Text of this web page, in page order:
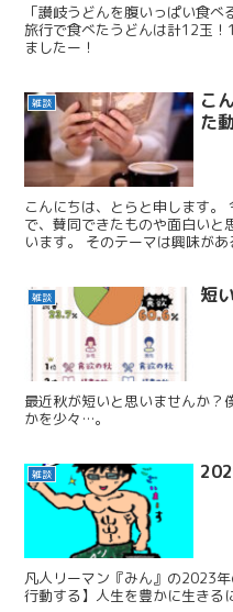
「讃岐うどんを腹いっぱい食
旅行で食べたうどんは計12玉
ましたー！
雑談
こ
た
こんにちは、とらと申します。
で、賛同できたものや面白い
います。 そのテーマは興味が
雑談 短
最近秋が短いと思いませんか？
かを少々…。
雑談
凡人リーマン『みん』の2023
行動する】人生を豊かに生きる